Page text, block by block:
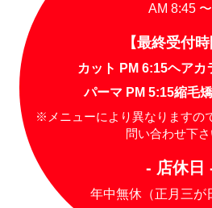
AM 8:45 〜
【最終受付時
カット PM 6:15ヘアカ
パーマ PM 5:15縮毛
※メニューにより異なりますの
問い合わせ下さ
- 店休日
年中無休（正月三が